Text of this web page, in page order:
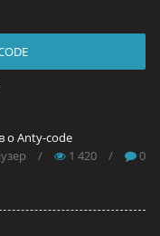
о Anty-code
/ 1 420 / 0